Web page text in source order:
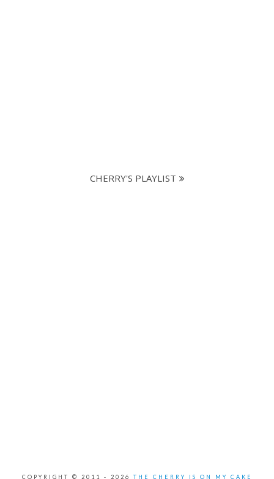
CHERRY'S PLAYLIST
COPYRIGHT © 2011 - 2026 THE CHERRY IS ON MY CAKE